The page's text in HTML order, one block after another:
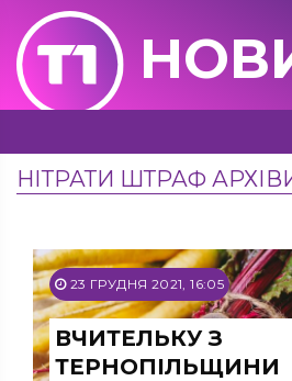
НІТРАТИ ШТРАФ
23 ГРУДНЯ 2021, 16:05
ВЧИТЕЛЬКУ З
ТЕРНОПІЛЬЩИНИ